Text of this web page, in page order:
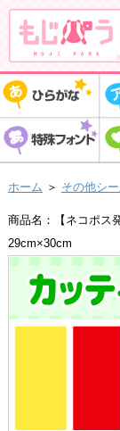
ホーム ＞ その他シ
商品名：【ネコポス
29cm×30cm